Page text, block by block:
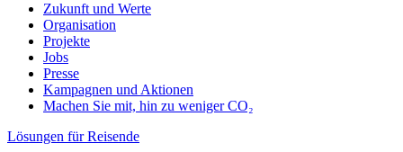
Zukunft und Werte
Organisation
Projekte
Jobs
Presse
Kampagnen und Aktionen
Machen Sie mit, hin zu weniger CO₂
Lösungen für Reisende